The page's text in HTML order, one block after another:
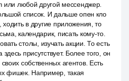
или любой другой мессенджер.
список. И дальше опен кло
в другие приложения, то
календарик, писать кому-то.
столы, изучать акции. То есть
присутствует. Более того, он
собственных агентов. Есть
фишек. Например, такая